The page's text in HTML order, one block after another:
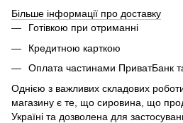
Більше інформації про доставку
Готівкою при отриманні
Кредитною карткою
Оплата частинами ПриватБанк
Однією з важливих складових
магазину є те, що сировина, що
Україні та дозволена для